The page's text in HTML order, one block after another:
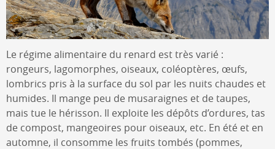
Le régime alimentaire du renard est très varié :
rongeurs, lagomorphes, oiseaux, coléoptères, œufs,
lombrics pris à la surface du sol par les nuits chaudes et
humides. Il mange peu de musaraignes et de taupes,
mais tue le hérisson. Il exploite les dépôts d’ordures, tas
de compost, mangeoires pour oiseaux, etc. En été et en
automne, il consomme les fruits tombés (pommes,